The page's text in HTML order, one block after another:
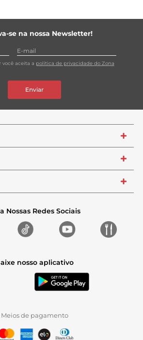
se na nossa Newsletter!
você aceita a política de privacidade do Zona
Enviar
+
+
+
Nossas Redes Sociais
nosso aplicativo
Meios de pagamento